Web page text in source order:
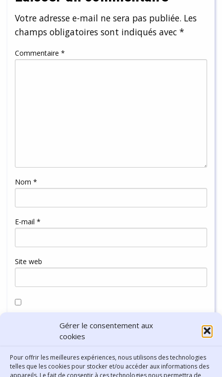
Gérer le consentement aux
cookies
Pour offrir les meilleures expériences, nous utilisons des technologies
telles que les cookies pour stocker et/ou accéder aux informations des
appareils. Le fait de consentir à ces technologies nous permettra de
Votre adresse e-mail ne sera pas publiée. Les
champs obligatoires sont indiqués avec *
Commentaire *
Nom *
E-mail *
Site web
navigateur pour mon prochain commentaire.